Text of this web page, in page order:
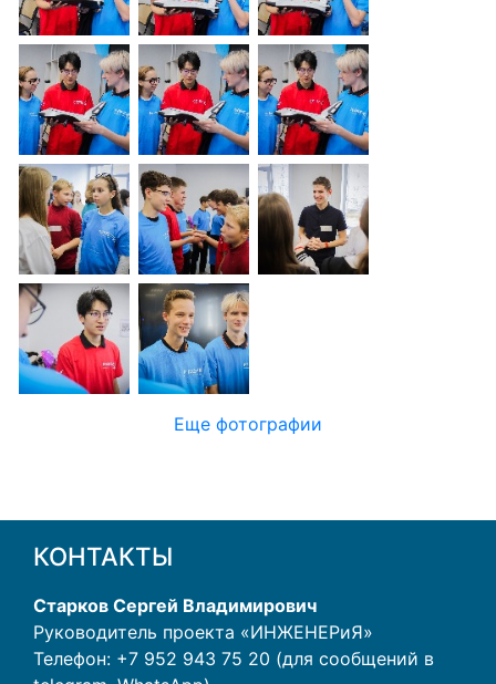
Еще фотографии
КОНТАКТЫ
Старков Сергей Владимирович
Руководитель проекта «ИНЖЕНЕРиЯ»
Телефон: +7 952 943 75 20 (для сообщений в